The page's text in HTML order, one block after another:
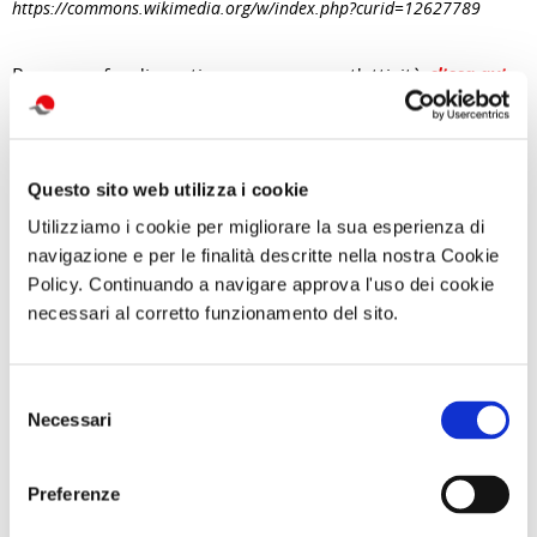
Questo sito web utilizza i cookie
Utilizziamo i cookie per migliorare la sua esperienza di
navigazione e per le finalità descritte nella nostra Cookie
Policy. Continuando a navigare approva l'uso dei cookie
necessari al corretto funzionamento del sito.
delNecessari
Preferenze
https://commons.wikimedia.org/w/index.php?curid=12627789
Per approfondimenti e neww su quest'attività clicca qui
attività correlate: